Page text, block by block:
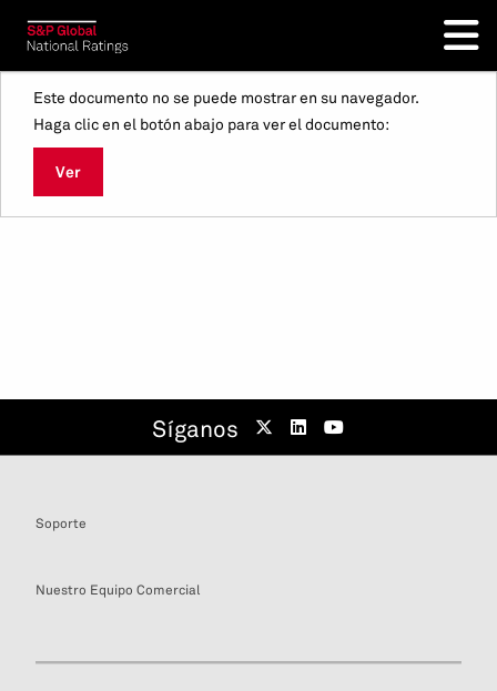
Este documento no se puede mostrar en su navegador.
Haga clic en el botón abajo para ver el documento:
Ver
Síganos
Soporte
Nuestro Equipo Comercial